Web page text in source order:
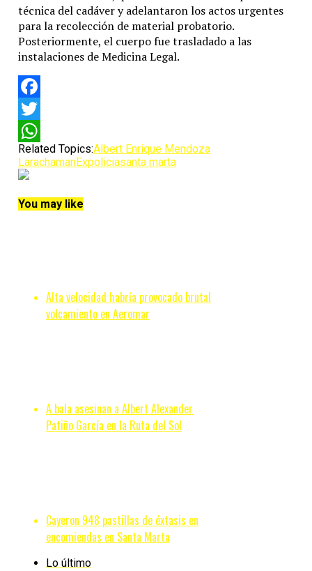
técnica del cadáver y adelantaron los actos urgentes
para la recolección de material probatorio.
Posteriormente, el cuerpo fue trasladado a las
instalaciones de Medicina Legal.
Facebook
Twitter
WhatsApp
Related Topics:Albert Enrique Mendoza
LarachamanExpoliciasanta marta
You may like
Alta velocidad habría provocado brutal
volcamiento en Aeromar
A bala asesinan a Albert Alexander
Patiño García en la Ruta del Sol
Cayeron 948 pastillas de éxtasis en
encomiendas en Santa Marta
Lo último